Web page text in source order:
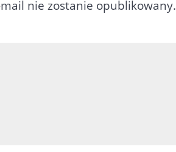
nie zostanie opublikowany.